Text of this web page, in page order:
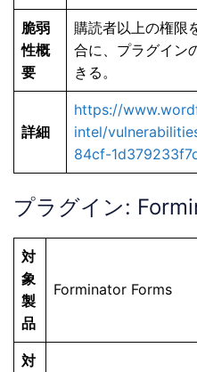
脆弱
性概
要
購読者以上の権限
合に、プラグイン
きる。
詳細
https://
intel/
84cf-
プラグイン:
対
象
製
品
Forminator Forms
対